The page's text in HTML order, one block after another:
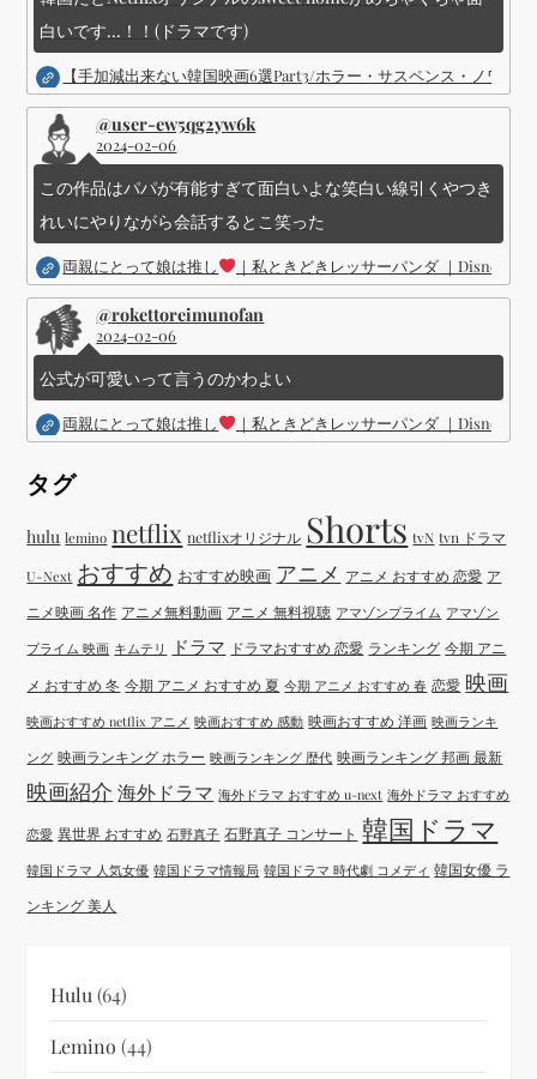
白いです...！！(ドラマです)
【手加減出来ない韓国映画6選Part3/ホラー・サスペンス・ノワー
@user-ew5qg2yw6k
2024-02-06
この作品はパパが有能すぎて面白いよな笑白い線引くやつき
れいにやりながら会話するとこ笑った
両親にとって娘は推し ｜私ときどきレッサーパンダ ｜Disney (
@rokettoreimunofan
2024-02-06
公式が可愛いって言うのかわよい
両親にとって娘は推し ｜私ときどきレッサーパンダ ｜Disney (
タグ
hulu lemino netflix netflixオリジナル Shorts tvN tvn ドラマ
U-Next おすすめ おすすめ映画 アニメ アニメ おすすめ 恋愛 ア
ニメ映画 名作 アニメ無料動画 アニメ 無料視聴 アマゾンプライム アマゾン
プライム 映画 キムテリ ドラマ ドラマおすすめ 恋愛 ランキング 今期 アニ
メ おすすめ 冬 今期 アニメ おすすめ 夏 今期 アニメ おすすめ 春 恋愛 映画
映画おすすめ netflix アニメ 映画おすすめ 感動 映画おすすめ 洋画 映画ランキ
ング 映画ランキング ホラー 映画ランキング 歴代 映画ランキング 邦画 最新
映画紹介 海外ドラマ 海外ドラマ おすすめ u-next 海外ドラマ おすすめ
恋愛 異世界 おすすめ 石野真子 石野真子 コンサート 韓国ドラマ
韓国ドラマ 人気女優 韓国ドラマ情報局 韓国ドラマ 時代劇 コメディ 韓国女優 ラ
ンキング 美人
Hulu (64)
Lemino (44)